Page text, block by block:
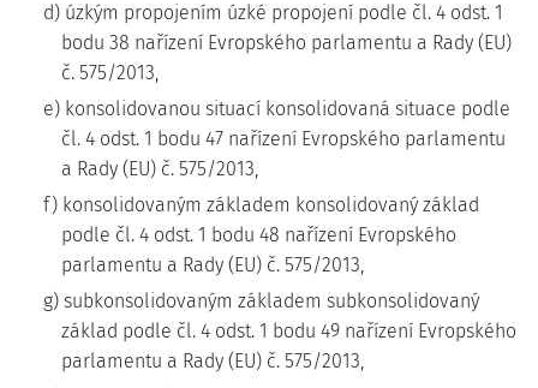
d) úzkým propojením úzké propojení podle čl. 4 odst. 1
bodu 38 nařízení Evropského parlamentu a Rady (EU)
č. 575/2013,
e) konsolidovanou situací konsolidovaná situace podle
čl. 4 odst. 1 bodu 47 nařízení Evropského parlamentu
a Rady (EU) č. 575/2013,
f) konsolidovaným základem konsolidovaný základ
podle čl. 4 odst. 1 bodu 48 nařízení Evropského
parlamentu a Rady (EU) č. 575/2013,
g) subkonsolidovaným základem subkonsolidovaný
základ podle čl. 4 odst. 1 bodu 49 nařízení Evropského
parlamentu a Rady (EU) č. 575/2013,